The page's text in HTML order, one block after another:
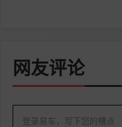
网友评论
登录易车，写下您的槽点